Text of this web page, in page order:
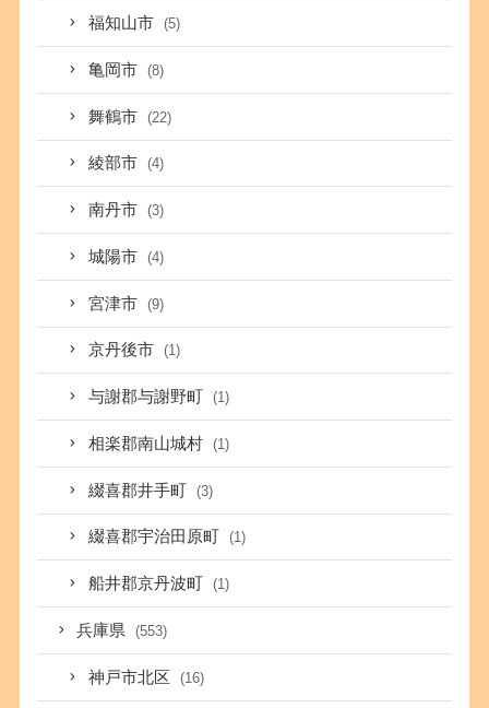
福知山市 (5)
亀岡市 (8)
舞鶴市 (22)
綾部市 (4)
南丹市 (3)
城陽市 (4)
宮津市 (9)
京丹後市 (1)
与謝郡与謝野町 (1)
相楽郡南山城村 (1)
綴喜郡井手町 (3)
綴喜郡宇治田原町 (1)
船井郡京丹波町 (1)
兵庫県 (553)
神戸市北区 (16)